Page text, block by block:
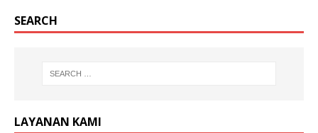
SEARCH
LAYANAN KAMI